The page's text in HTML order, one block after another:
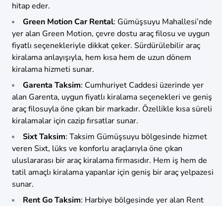
hitap eder.
Green Motion Car Rental: Gümüşsuyu Mahallesi’nde
yer alan Green Motion, çevre dostu araç filosu ve uygun
fiyatlı seçenekleriyle dikkat çeker. Sürdürülebilir araç
kiralama anlayışıyla, hem kısa hem de uzun dönem
kiralama hizmeti sunar.
Garenta Taksim: Cumhuriyet Caddesi üzerinde yer
alan Garenta, uygun fiyatlı kiralama seçenekleri ve geniş
araç filosuyla öne çıkan bir markadır. Özellikle kısa süreli
kiralamalar için cazip fırsatlar sunar.
Sixt Taksim: Taksim Gümüşsuyu bölgesinde hizmet
veren Sixt, lüks ve konforlu araçlarıyla öne çıkan
uluslararası bir araç kiralama firmasıdır. Hem iş hem de
tatil amaçlı kiralama yapanlar için geniş bir araç yelpazesi
sunar.
Rent Go Taksim: Harbiye bölgesinde yer alan Rent